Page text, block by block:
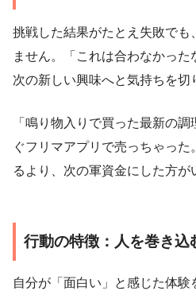
挑戦した結果がたとえ失敗でも
ません。「これは合わなかった
次の新しい興味へと気持ちを切
「鳴り物入りで買った最新の
ぐフリマアプリで売っちゃっ
るより、次の軍資金にした方が
行動の特徴：人を巻き込
自分が「面白い」と感じた体験